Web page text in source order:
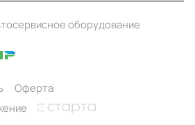
оборудование
Оферта